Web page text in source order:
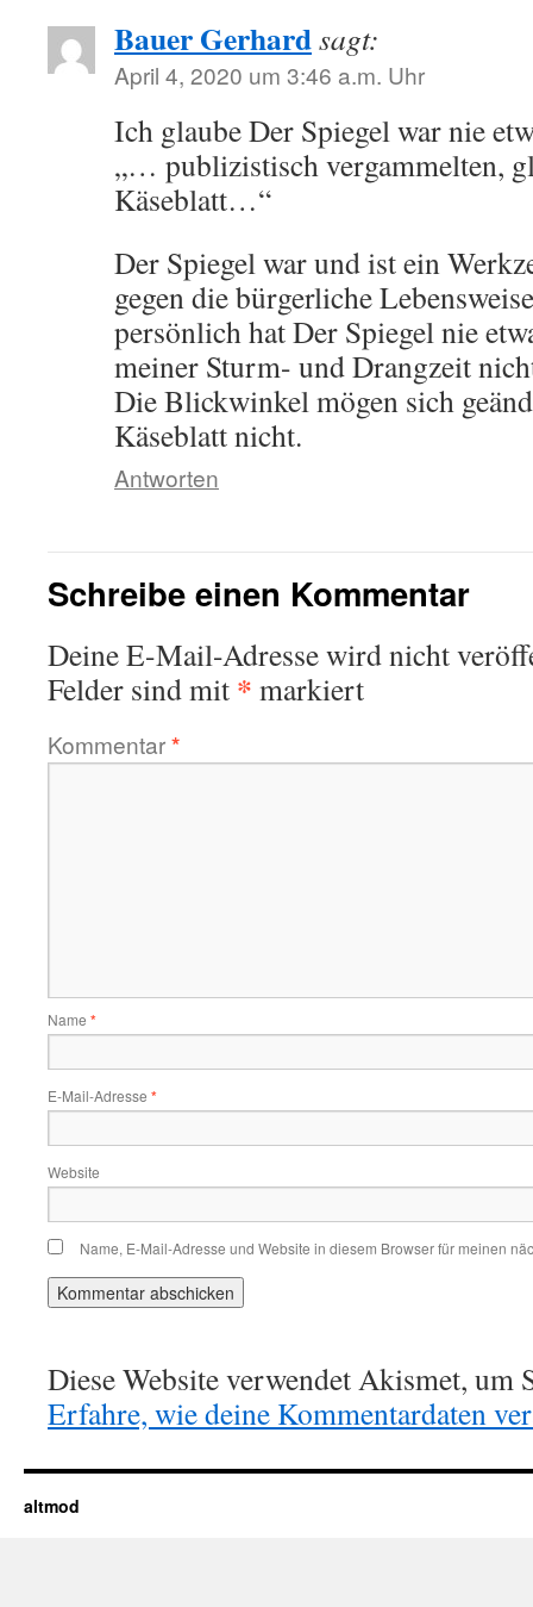
Bauer Gerhardsagt:
April 4, 2020 um 3:46 a.m. Uhr
Ich glaube Der Spiegel war nie
„… publizistisch vergammelten,
Käseblatt…“
Der Spiegel war und ist ein
gegen die bürgerliche
persönlich hat Der Spiegel nie
meiner Sturm- und Drangzeit
Die Blickwinkel mögen sich
Käseblatt nicht.
Antworten
Schreibe einen Kommentar
Deine E-Mail-Adresse wird nicht
Felder sind mit * markiert
Kommentar*
Name *
E-Mail-Adresse *
Website
Name, E-Mail-Adresse und Website in diesem Browser für meinen
Diese Website verwendet Akismet, um
Erfahre, wie deine Kommentardaten
altmod